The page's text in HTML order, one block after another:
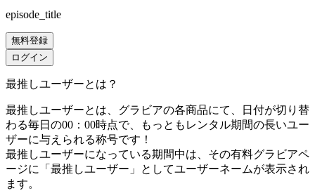
episode_title
無料登録
ログイン
最推しユーザーとは？
最推しユーザーとは、グラビアの各商品にて、日付が切り替
わる毎日の00：00時点で、
もっともレンタル期間の長いユー
ザーに与えられる称号です！
最推しユーザーになっている期間中は、 その有料グラビアペ
ージに「最推しユーザー」としてユーザーネームが表示され
ます。